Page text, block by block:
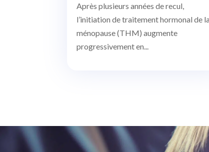
Après plusieurs années de recul,
l’initiation de traitement hormonal de la
ménopause (THM) augmente
progressivement en...